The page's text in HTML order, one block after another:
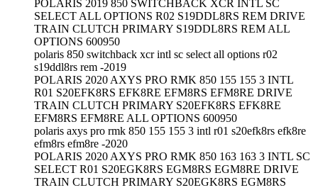
POLARIS 2019 850 SWITCHBACK XCR INTL SC
SELECT ALL OPTIONS R02 S19DDL8RS REM DRIVE
TRAIN CLUTCH PRIMARY S19DDL8RS REM ALL
OPTIONS 600950
polaris 850 switchback xcr intl sc select all options r02
s19ddl8rs rem -2019
POLARIS 2020 AXYS PRO RMK 850 155 155 3 INTL
R01 S20EFK8RS EFK8RE EFM8RS EFM8RE DRIVE
TRAIN CLUTCH PRIMARY S20EFK8RS EFK8RE
EFM8RS EFM8RE ALL OPTIONS 600950
polaris axys pro rmk 850 155 155 3 intl r01 s20efk8rs efk8re
efm8rs efm8re -2020
POLARIS 2020 AXYS PRO RMK 850 163 163 3 INTL SC
SELECT R01 S20EGK8RS EGM8RS EGM8RE DRIVE
TRAIN CLUTCH PRIMARY S20EGK8RS EGM8RS